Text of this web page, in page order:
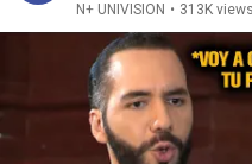
N+ UNIVISION • 313K views